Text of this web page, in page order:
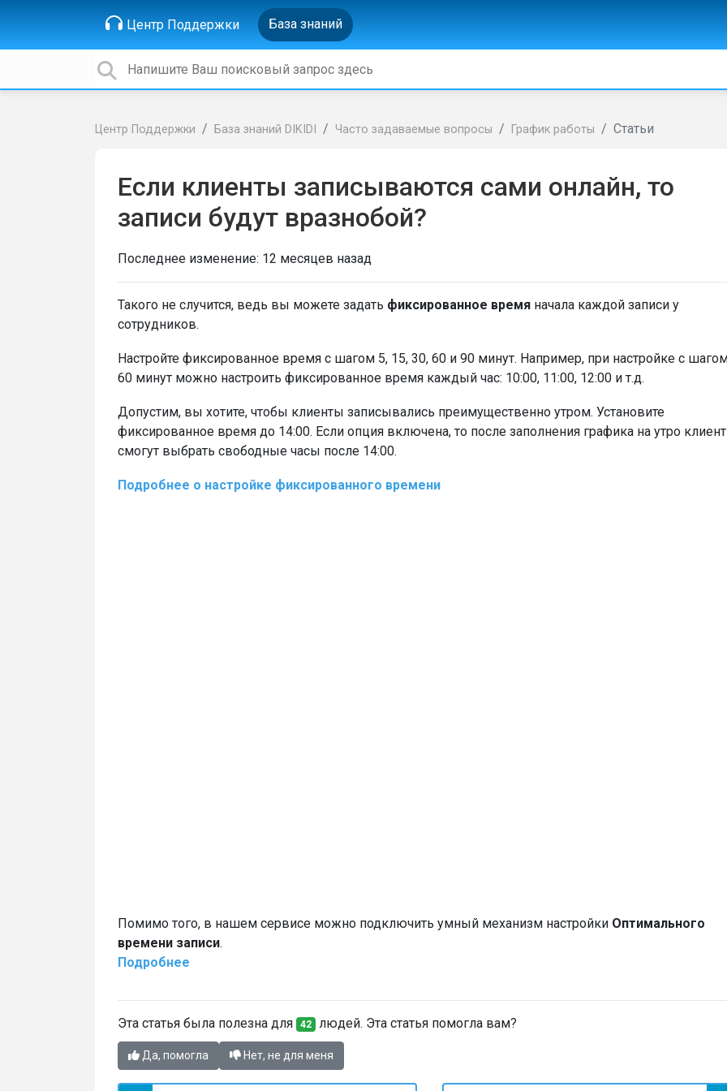
Центр Поддержки База знаний
Центр Поддержки База знаний DIKIDI Часто задаваемые вопросы График работы Статьи
Если клиенты записываются сами онлайн, то
записи будут вразнобой?
Последнее изменение: 12 месяцев назад
Такого не случится, ведь вы можете задать фиксированное время начала каждой записи у
сотрудников.
Настройте фиксированное время с шагом 5, 15, 30, 60 и 90 минут. Например, при настройке с
60 минут можно настроить фиксированное время каждый час: 10:00, 11:00, 12:00 и т.д.
Допустим, вы хотите, чтобы клиенты записывались преимущественно утром. Установите
фиксированное время до 14:00. Если опция включена, то после заполнения графика на утро
смогут выбрать свободные часы после 14:00.
Подробнее о настройке фиксированного времени
Помимо того, в нашем сервисе можно подключить умный механизм настройки Оптимального
времени записи.
Подробнее
Эта статья была полезна для 42 людей. Эта статья помогла вам?
Да, помогла Нет, не для меня